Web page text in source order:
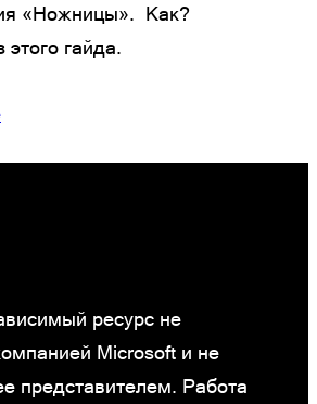
«Ножницы». Как?
этого гайда.
ресурс не
Microsoft и не
представителем. Работа